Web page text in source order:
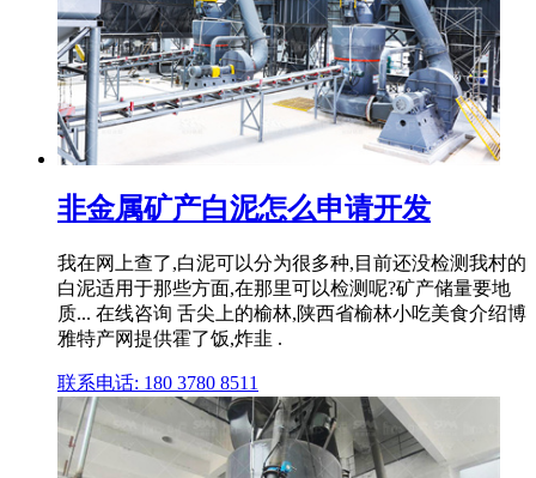
非金属矿产白泥怎么申请开发
我在网上查了,白泥可以分为很多种,目前还没检测我村的
白泥适用于那些方面,在那里可以检测呢?矿产储量要地
质... 在线咨询 舌尖上的榆林,陕西省榆林小吃美食介绍博
雅特产网提供霍了饭,炸韭 .
联系电话: 180 3780 8511